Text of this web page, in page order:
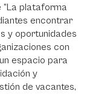
plataforma
encontrar
y oportunidades
con
espacio para
y
de vacantes,